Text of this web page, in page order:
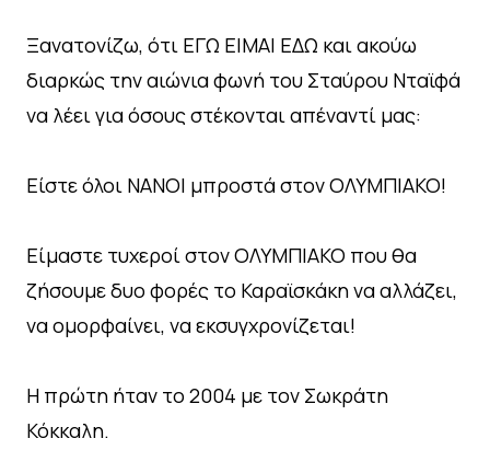
Ξανατονίζω, ότι ΕΓΩ ΕΙΜΑΙ ΕΔΩ και ακούω
διαρκώς την αιώνια φωνή του Σταύρου Νταϊφά
να λέει για όσους στέκονται απέναντί μας:
Είστε όλοι ΝΑΝΟΙ μπροστά στον ΟΛΥΜΠΙΑΚΟ!
Είμαστε τυχεροί στον ΟΛΥΜΠΙΑΚΟ που θα
ζήσουμε δυο φορές το Καραϊσκάκη να αλλάζει,
να ομορφαίνει, να εκσυγχρονίζεται!
Η πρώτη ήταν το 2004 με τον Σωκράτη
Κόκκαλη.